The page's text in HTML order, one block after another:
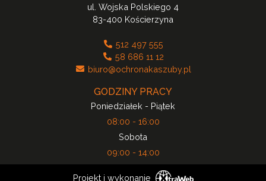
ul. Wojska Polskiego 4
83-400 Kościerzyna
512 497 555
58 686 11 12
biuro@ochronakaszuby.pl
GODZINY PRACY
Poniedziałek - Piątek
08:00 - 16:00
Sobota
09:00 - 14:00
Projekt i wykonanie